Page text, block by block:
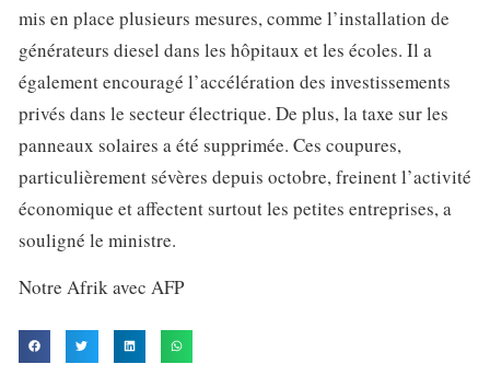
mis en place plusieurs mesures, comme l’installation de
générateurs diesel dans les hôpitaux et les écoles. Il a
également encouragé l’accélération des investissements
privés dans le secteur électrique. De plus, la taxe sur les
panneaux solaires a été supprimée. Ces coupures,
particulièrement sévères depuis octobre, freinent l’activité
économique et affectent surtout les petites entreprises, a
souligné le ministre.
Notre Afrik avec AFP